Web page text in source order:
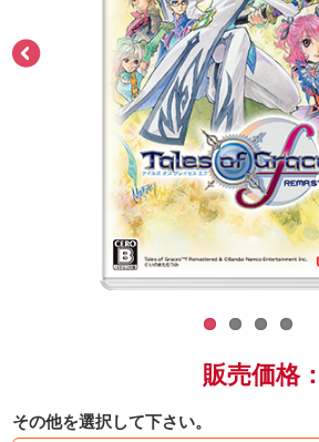
太鼓の達人
ACE COMBAT
ナムコクラシック
スサノオマジック
ラブライブ！シリーズ
販売価格：
その他を選択して下さい。